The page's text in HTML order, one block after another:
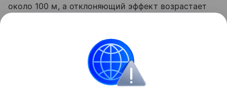
около 100 м, а отклоняющий эффект возрастает
рассказывала